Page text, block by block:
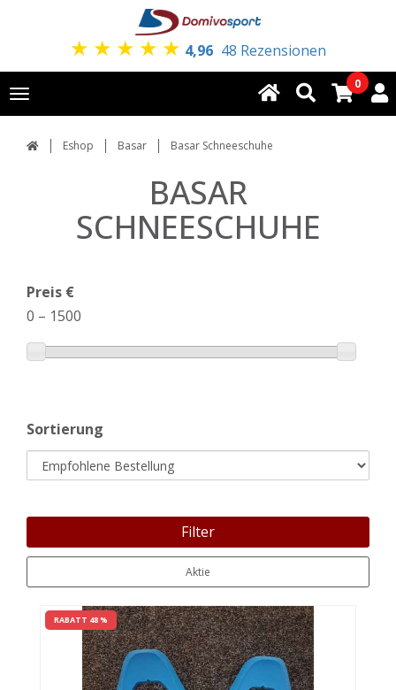
★ ★ ★ ★ ★ 4,96 48 Rezensionen
Toggle
navigation
0
Eshop Basar Basar Schneeschuhe
BASAR
SCHNEESCHUHE
Preis €
0 – 1500
Sortierung
Filter
Aktie
RABATT 48 %